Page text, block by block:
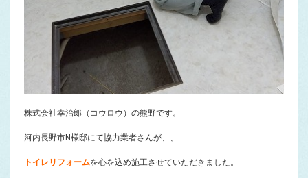
株式会社幸治郎（コウロウ）の熊野です。
河内長野市N様邸にて協力業者さんが、、
トイレリフォームを心を込め施工させていただきました。